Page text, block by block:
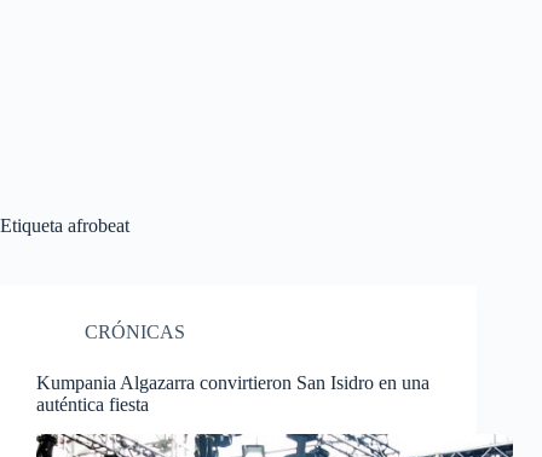
Etiqueta afrobeat
CRÓNICAS
Kumpania Algazarra convirtieron San Isidro en una
auténtica fiesta